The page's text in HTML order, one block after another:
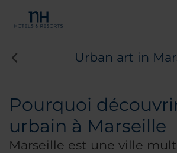
Urban art in
Pourquoi
urbain à Marseille
Marseille est une ville